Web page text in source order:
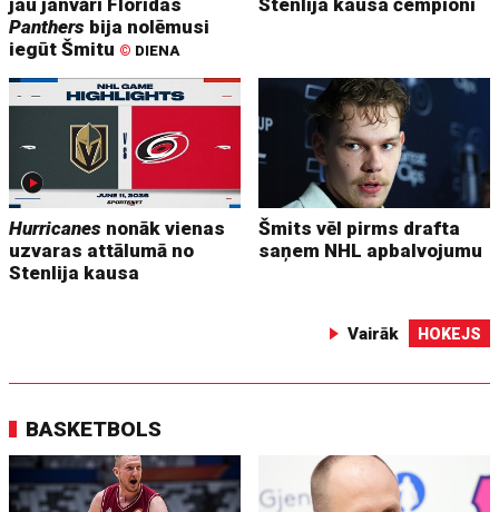
Panthers bija nolēmusi
iegūt Šmitu © DIENA
Hurricanes nonāk vienas
uzvaras attālumā no
Stenlija kausa
Šmits vēl pirms drafta
saņem NHL apbalvojumu
Vairāk HOKEJS
BASKETBOLS